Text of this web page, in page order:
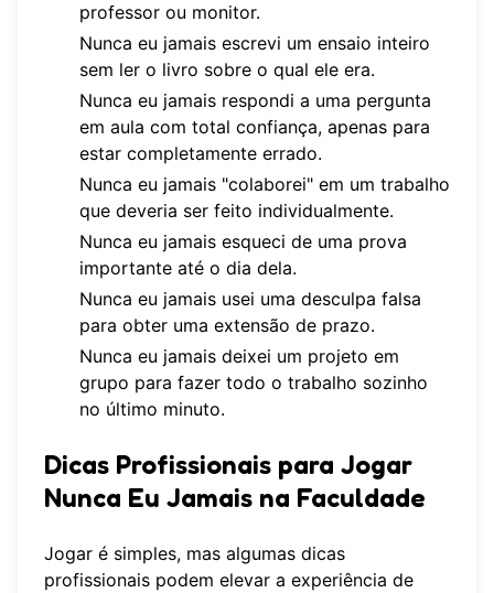
professor ou monitor.
Nunca eu jamais escrevi um ensaio inteiro
sem ler o livro sobre o qual ele era.
Nunca eu jamais respondi a uma pergunta
em aula com total confiança, apenas para
estar completamente errado.
Nunca eu jamais "colaborei" em um trabalho
que deveria ser feito individualmente.
Nunca eu jamais esqueci de uma prova
importante até o dia dela.
Nunca eu jamais usei uma desculpa falsa
para obter uma extensão de prazo.
Nunca eu jamais deixei um projeto em
grupo para fazer todo o trabalho sozinho
no último minuto.
Dicas Profissionais para Jogar
Nunca Eu Jamais na Faculdade
Jogar é simples, mas algumas dicas
profissionais podem elevar a experiência de